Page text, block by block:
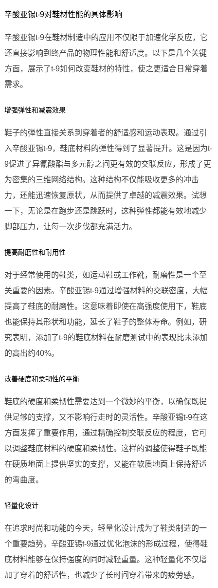
辛酸亚锡t-9对鞋材性能的具体影响
辛酸亚锡t-9在鞋材制造中的应用不仅限于加速化学反应，它
还直接影响到终产品的物理性能和舒适度。以下是几个关键
方面，展示了t-9如何改变鞋材的特性，使之更适合日常穿着
需求。
增强弹性和减震效果
鞋子的弹性直接关系到穿着者的舒适感和运动表现。通过引
入辛酸亚锡t-9，鞋底材料的弹性得到了显著提升。这是因为t-
9促进了异氰酸酯与多元醇之间更有效的交联反应，形成了更
为密集的三维网络结构。这种结构不仅能吸收更多的冲击
力，还能迅速恢复原状，从而提供了卓越的减震效果。试想
一下，无论是在跑步还是跳跃时，这种弹性都能有效地减少
脚部压力，让每一次步伐都充满活力。
提高耐磨性和耐用性
对于经常使用的鞋类，如运动鞋或工作靴，耐磨性是一个至
关重要的因素。辛酸亚锡t-9通过增强材料的交联密度，大幅
提高了鞋底的耐磨性。这意味着即使在高强度使用下，鞋底
也能保持其形状和功能，延长了鞋子的整体寿命。例如，研
究表明，添加了t-9的鞋底材料在耐磨测试中的表现比未添加
的高出约40%。
改善硬度和柔韧性的平衡
鞋底的硬度和柔韧性需要达到一个微妙的平衡，以确保既提
供足够的支撑，又不影响行走时的灵活性。辛酸亚锡t-9在这
方面发挥了重要作用，通过精确控制交联反应的程度，它可
以调整鞋底材料的硬度和柔韧性。这样的调整使得鞋子既能
在硬质地面上提供坚实的支撑，又能在软质地面上保持舒适
的弯曲度。
轻量化设计
在追求时尚和功能的今天，轻量化设计成为了鞋类制造的一
个重要趋势。辛酸亚锡t-9通过优化泡沫的形成过程，使得鞋
底材料能够在保持强度的同时减轻重量。这种轻量化不仅增
加了穿着的舒适性，也减少了长时间穿着带来的疲劳感。